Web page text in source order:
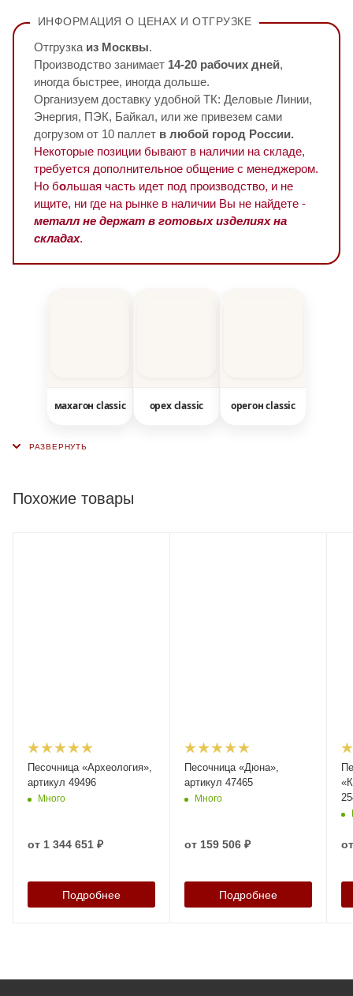
ИНФОРМАЦИЯ О ЦЕНАХ И ОТГРУЗКЕ
Отгрузка из Москвы.
Производство занимает 14-20 рабочих дней,
иногда быстрее, иногда дольше.
Организуем доставку удобной ТК: Деловые Линии,
Энергия, ПЭК, Байкал, или же привезем сами
догрузом от 10 паллет в любой город России.
Некоторые позиции бывают в наличии на складе,
требуется дополнительное общение с менеджером.
Но большая часть идет под производство, и не
ищите, ни где на рынке в наличии Вы не найдете -
металл не держат в готовых изделиях на
складах.
махагон classic орех classic орегон classic
Похожие товары
Песочница «Археология»,
артикул 49496
Много
от 1 344 651 ₽
Подробнее
Песочница «Дюна»,
артикул 47465
Много
от 159 506 ₽
Подробнее